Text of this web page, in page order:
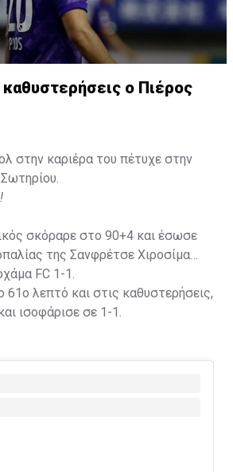
ο Πιέρος
στην καριέρα του πέτυχε στην
σκόραρε στο 90+4 και έσωσε
της Σανφρέτσε Χιροσίμα
FC 1-1.
λεπτό και στις καθυστερήσεις,
ισοφάρισε σε 1-1.